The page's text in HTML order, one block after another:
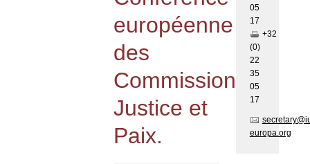
européenne
des
Commissions
Justice et
Paix.
05
17
+32
(0)
22
35
05
17
europa.org